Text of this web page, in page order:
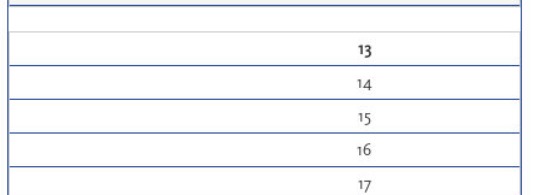
13
14
15
16
17